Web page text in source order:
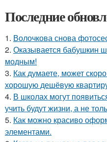
Последние
1. Волочкова снова
2. Оказывается бабушкин
модным!
3. Как думаете, может
хорошую дешёвую
4. В школах могут
учить будут жизни, а не
5. Как можно красиво
элементами.